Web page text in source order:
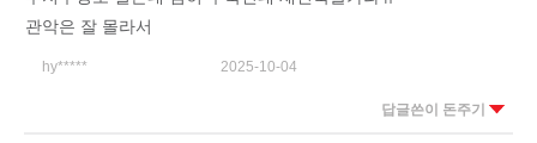
관악은 잘 몰라서
hy***** 2025-10-04
답글쓴이 돈주기